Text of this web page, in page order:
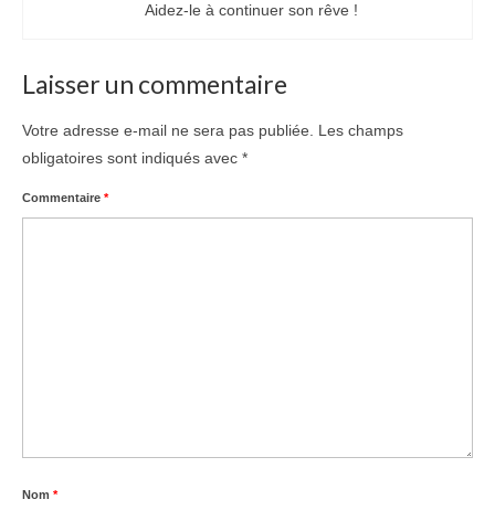
Aidez-le à continuer son rêve !
Laisser un commentaire
Votre adresse e-mail ne sera pas publiée.
Les champs
obligatoires sont indiqués avec *
Commentaire *
Nom *